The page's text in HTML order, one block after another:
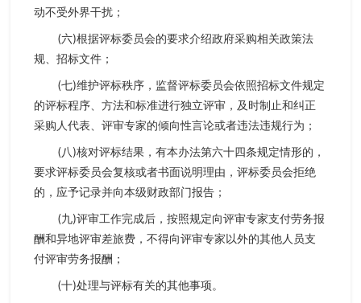
动不受外界干扰；
(六)根据评标委员会的要求介绍政府采购相关政策法
规、招标文件；
(七)维护评标秩序，监督评标委员会依照招标文件规定
的评标程序、方法和标准进行独立评审，及时制止和纠正
采购人代表、评审专家的倾向性言论或者违法违规行为；
(八)核对评标结果，有本办法第六十四条规定情形的，
要求评标委员会复核或者书面说明理由，评标委员会拒绝
的，应予记录并向本级财政部门报告；
(九)评审工作完成后，按照规定向评审专家支付劳务报
酬和异地评审差旅费，不得向评审专家以外的其他人员支
付评审劳务报酬；
(十)处理与评标有关的其他事项。